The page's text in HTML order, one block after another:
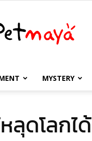
เพชร MYSTERY
ดโลกได้